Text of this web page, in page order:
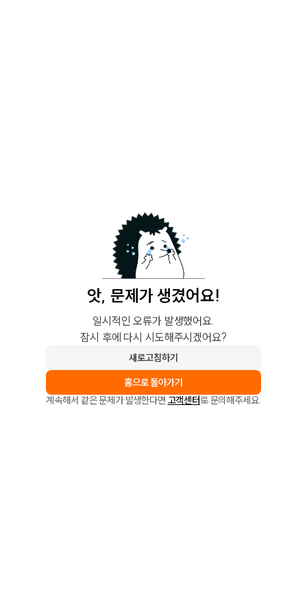
앗, 문제가 생겼어요!
일시적인 오류가 발생했어요.
잠시 후에 다시 시도해주시겠어요?
새로고침하기
홈으로 돌아가기
계속해서 같은 문제가 발생한다면 고객센터로 문의해주세요.